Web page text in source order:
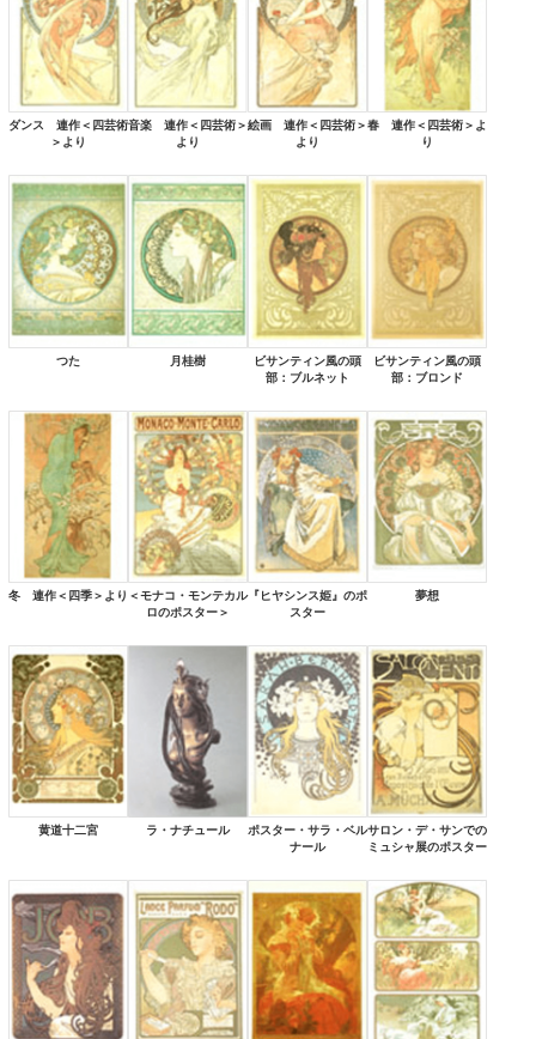
ダンス 連作＜四芸術
＞より
音楽 連作＜四芸術＞
より
絵画 連作＜四芸術＞
より
春 連作＜四芸術＞よ
り
つた 月桂樹
ビサンティン風の頭
部：ブルネット
ビサンティン風の頭
部：ブロンド
冬 連作＜四季＞より ＜モナコ・モンテカル
ロのポスター＞
『ヒヤシンス姫』のポ
スター
夢想
黄道十二宮 ラ・ナチュール
ポスター・サラ・ベル
ナール
サロン・デ・サンでの
ミュシャ展のポスター